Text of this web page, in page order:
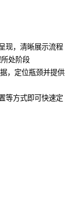
现，清晰展示流程
处阶段
，定位瓶颈并提供
等方式即可快速定